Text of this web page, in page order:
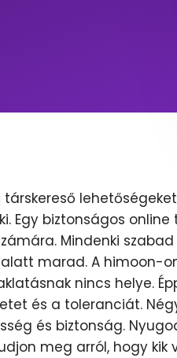
Egy biztonságos
Mindenki
marad. A himoon-
nincs helye.
és a toleranciát.
és biztonság.
meg arról, hogy kik